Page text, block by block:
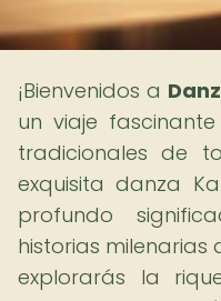
¡Bienvenidos a
un viaje
tradicionales de
exquisita danza
profundo
historias milenarias
explorarás la